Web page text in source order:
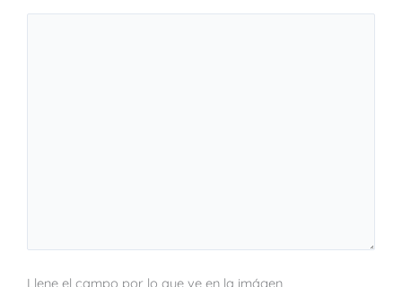
Llene el campo por lo que ve en la imágen